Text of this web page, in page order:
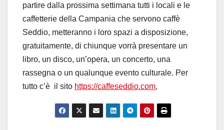
partire dalla prossima settimana tutti i locali e le
caffetterie della Campania che servono caffè
Seddio, metteranno i loro spazi a disposizione,
gratuitamente, di chiunque vorrà presentare un
libro, un disco, un’opera, un concerto, una
rassegna o un qualunque evento culturale. Per
tutto c’è il sito https://caffeseddio.com,